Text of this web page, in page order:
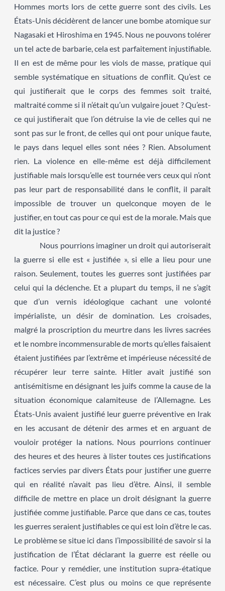
Hommes morts lors de cette guerre sont des civils. Les
États-Unis décidèrent de lancer une bombe atomique sur
Nagasaki et Hiroshima en 1945. Nous ne pouvons tolérer
un tel acte de barbarie, cela est parfaitement injustifiable.
Il en est de même pour les viols de masse, pratique qui
semble systématique en situations de conflit. Qu’est ce
qui justifierait que le corps des femmes soit traité,
maltraité comme si il n’était qu’un vulgaire jouet ? Qu’est-
ce qui justifierait que l’on détruise la vie de celles qui ne
sont pas sur le front, de celles qui ont pour unique faute,
le pays dans lequel elles sont nées ? Rien. Absolument
rien. La violence en elle-même est déjà difficilement
justifiable mais lorsqu’elle est tournée vers ceux qui n’ont
pas leur part de responsabilité dans le conflit, il paraît
impossible de trouver un quelconque moyen de le
justifier, en tout cas pour ce qui est de la morale. Mais que
dit la justice ?
Nous pourrions imaginer un droit qui autoriserait
la guerre si elle est « justifiée », si elle a lieu pour une
raison. Seulement, toutes les guerres sont justifiées par
celui qui la déclenche. Et a plupart du temps, il ne s’agit
que d’un vernis idéologique cachant une volonté
impérialiste, un désir de domination. Les croisades,
malgré la proscription du meurtre dans les livres sacrées
et le nombre incommensurable de morts qu’elles faisaient
étaient justifiées par l’extrême et impérieuse nécessité de
récupérer leur terre sainte. Hitler avait justifié son
antisémitisme en désignant les juifs comme la cause de la
situation économique calamiteuse de l’Allemagne. Les
États-Unis avaient justifié leur guerre préventive en Irak
en les accusant de détenir des armes et en arguant de
vouloir protéger la nations. Nous pourrions continuer
des heures et des heures à lister toutes ces justifications
factices servies par divers États pour justifier une guerre
qui en réalité n’avait pas lieu d’être. Ainsi, il semble
difficile de mettre en place un droit désignant la guerre
justifiée comme justifiable. Parce que dans ce cas, toutes
les guerres seraient justifiables ce qui est loin d’être le cas.
Le problème se situe ici dans l’impossibilité de savoir si la
justification de l’État déclarant la guerre est réelle ou
factice. Pour y remédier, une institution supra-étatique
est nécessaire. C’est plus ou moins ce que représente